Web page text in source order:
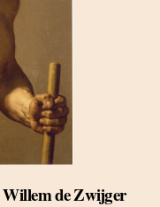
Willem de Zwijger